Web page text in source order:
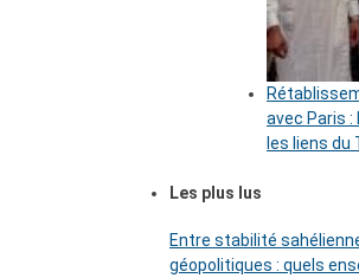
avec Paris :
les liens du
Les plus lus
Entre stabilité
géopolitiques : quels